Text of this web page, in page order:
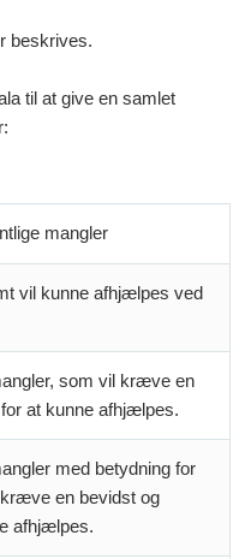
beskrives.
til at give en samlet
mangler
vil kunne afhjælpes ved
som vil kræve en
at kunne afhjælpes.
med betydning for
en bevidst og
afhjælpes.